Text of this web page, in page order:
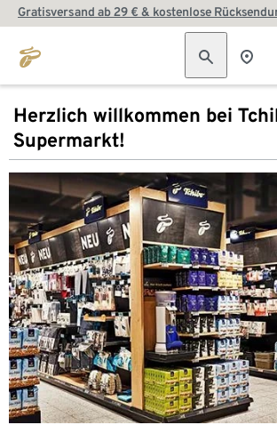
Gratisversand ab 29 € & kostenlose
Herzlich willkommen bei
Supermarkt!